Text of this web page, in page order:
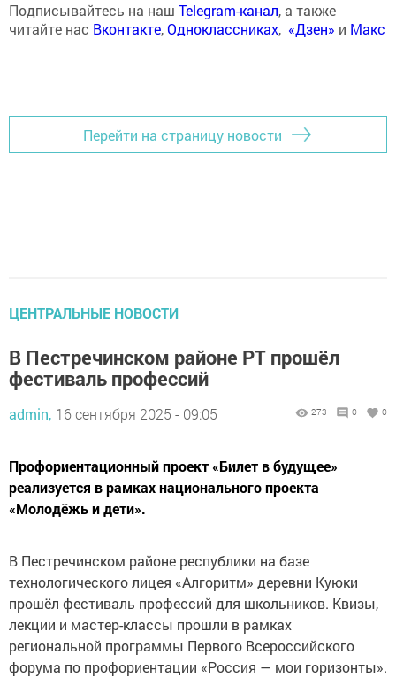
Подписывайтесь на наш Telegram-канал, а также
читайте нас Вконтакте,Одноклассниках, «Дзен» и Макс
Перейти на страницу новости
ЦЕНТРАЛЬНЫЕ НОВОСТИ
В Пестречинском районе РТ прошёл
фестиваль профессий
admin, 16 сентября 2025 - 09:05 273 0 0
Профориентационный проект «Билет в будущее»
реализуется в рамках национального проекта
«Молодёжь и дети».
В Пестречинском районе республики на базе
технологического лицея «Алгоритм» деревни Куюки
прошёл фестиваль профессий для школьников. Квизы,
лекции и мастер-классы прошли в рамках
региональной программы Первого Всероссийского
форума по профориентации «Россия — мои горизонты».